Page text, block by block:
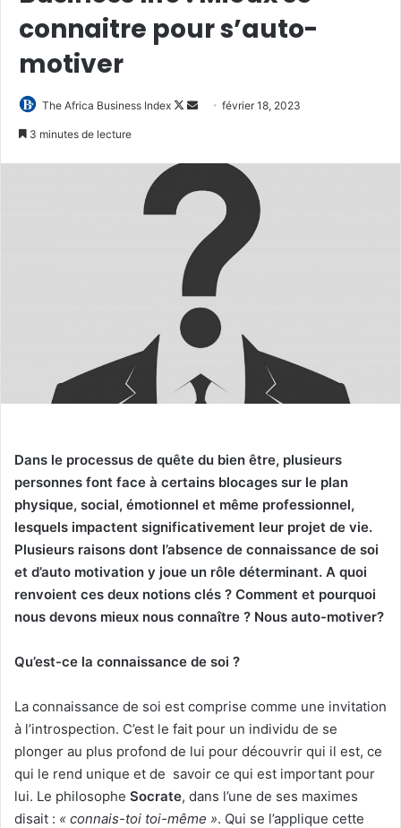
connaitre pour s’auto-
motiver
The Africa Business Index
Follow
Envoyerfévrier 18, 2023
3 minutes de lecture
Dans le processus de quête du bien être, plusieurs
personnes font face à certains blocages sur le plan
physique, social, émotionnel et même professionnel,
lesquels impactent significativement leur projet de vie.
Plusieurs raisons dont l’absence de connaissance de soi
et d’auto motivation y joue un rôle déterminant. A quoi
renvoient ces deux notions clés ? Comment et pourquoi
nous devons mieux nous connaître ? Nous auto-motiver?
Qu’est-ce la connaissance de soi ?
La connaissance de soi est comprise comme une invitation
à l’introspection. C’est le fait pour un individu de se
plonger au plus profond de lui pour découvrir qui il est, ce
qui le rend unique et de savoir ce qui est important pour
lui. Le philosophe Socrate, dans l’une de ses maximes
disait : « connais-toi toi-même ». Qui se l’applique cette